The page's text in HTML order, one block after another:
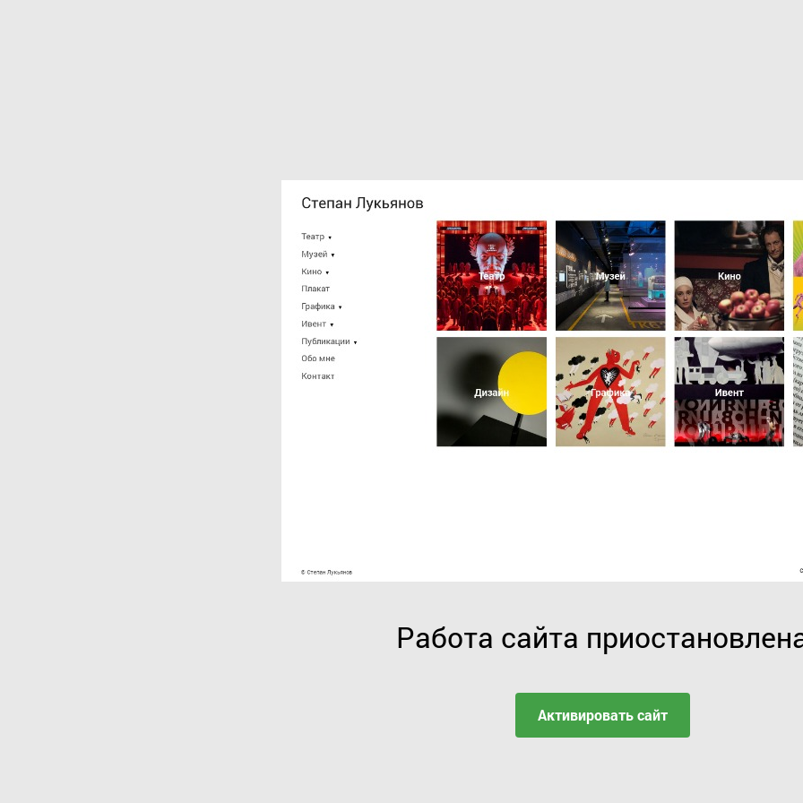
Работа сайта
Активировать сайт